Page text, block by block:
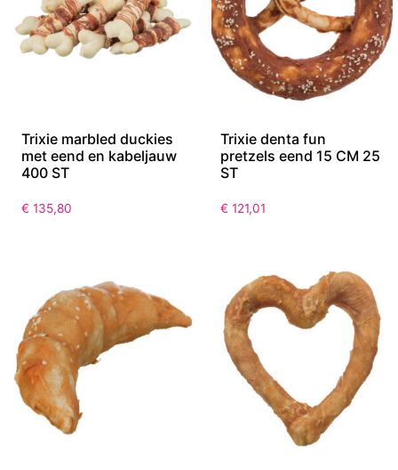
Trixie marbled duckies
met eend en kabeljauw
400 ST
€ 135,80
Trixie denta fun
pretzels eend 15 CM 25
ST
€ 121,01